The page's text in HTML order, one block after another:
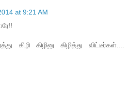
at 9:21 AM
கிழி கிழினு கிழித்து விட்டீர்கள்....